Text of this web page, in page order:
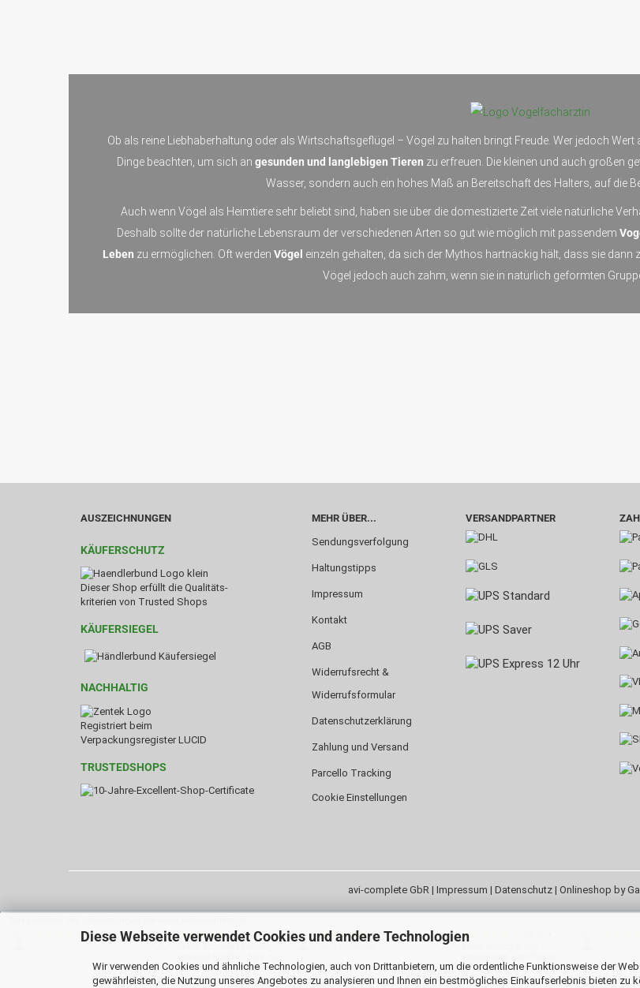
Diese Webseite verwendet Cookies und andere Technologien
Wir verwenden Cookies und ähnliche Technologien, auch von Drittanbietern, um die ordentliche Funktionsweise der
gewährleisten, die Nutzung unseres Angebotes zu analysieren und Ihnen ein bestmögliches Einkaufserlebnis bieten zu
Ob als reine Liebhaberhaltung oder als Wirtschaftsgeflügel – Vögel zu halten bringt Freude. Wer jedoch
Dinge beachten, um sich an gesunden und langlebigen Tieren zu erfreuen. Die kleinen und auch großen
Wasser, sondern auch ein hohes Maß an Bereitschaft des Halters, auf die
Auch wenn Vögel als Heimtiere sehr beliebt sind, haben sie über die domestizierte Zeit viele natürliche
Deshalb sollte der natürliche Lebensraum der verschiedenen Arten so gut wie möglich mit passendem
Leben zu ermöglichen. Oft werden Vögel einzeln gehalten, da sich der Mythos hartnäckig hält, dass sie
Vögel jedoch auch zahm, wenn sie in natürlich geformten
AUSZEICHNUNGEN
KÄUFERSCHUTZ
Dieser Shop erfüllt die Qualitäts-
kriterien von Trusted Shops
KÄUFERSIEGEL
NACHHALTIG
Registriert beim
Verpackungsregister LUCID
TRUSTEDSHOPS
MEHR ÜBER...
Sendungsverfolgung
Haltungstipps
Impressum
Kontakt
AGB
Widerrufsrecht &
Widerrufsformular
Datenschutzerklärung
Zahlung und Versand
Parcello Tracking
Cookie Einstellungen
VERSANDPARTNER
avi-complete GbR | Impressum | Datenschutz| Onlineshop by
06.08.26 ▼ 04.08.26▼
empfehlen
02.08.26▼
flott dagewesen, danke
dafür!